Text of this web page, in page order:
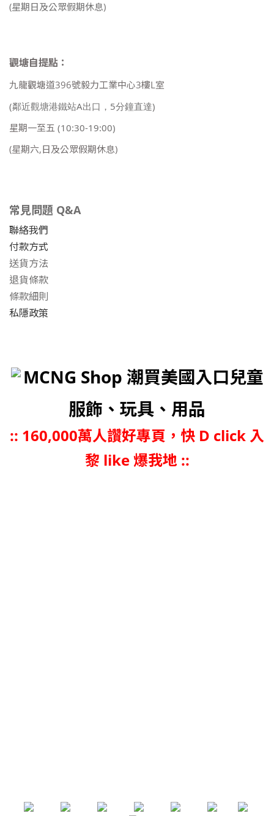
(星期日及公眾假期休息)
觀塘自提點：
九龍觀塘道396號毅力工業中心3樓L室
(鄰近觀塘港鐵站A出口，5分鐘直達)
星期一至五 (10:30-19:00)
(星期六,日及公眾假期休息)
常見問題 Q&A
聯絡我們
付款方式
送貨方法
退貨條款
條款細則
私隱政策
MCNG Shop 潮買美國入口兒童
服飾、玩具、用品
:: 160,000萬人讚好專頁，快 D click 入
黎 like 爆我地 ::